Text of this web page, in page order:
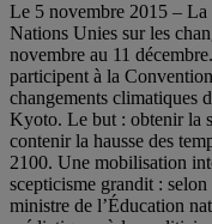
Le 5 novembre 2015 – La
Nations Unies sur les
novembre au 11
participent à la
changements climatiques
Kyoto. Le but : obtenir la
contenir la hausse des
2100. Une mobilisation
scepticisme grandit : selon
ministre de l’Éducation